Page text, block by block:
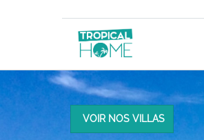
VOIR NOS VILLAS